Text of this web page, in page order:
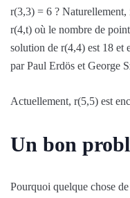
r(3,3) = 6 ?
r(4,t) où le nombre de
solution de r(4,4) est 18 et
par Paul Erdös et George
Actuellement, r(5,5) est
Un bon
Pourquoi quelque chose